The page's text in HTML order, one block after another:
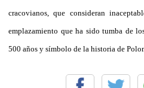
cracovianos, que consideran
emplazamiento que ha sido tumba de
500 años y símbolo de la historia de